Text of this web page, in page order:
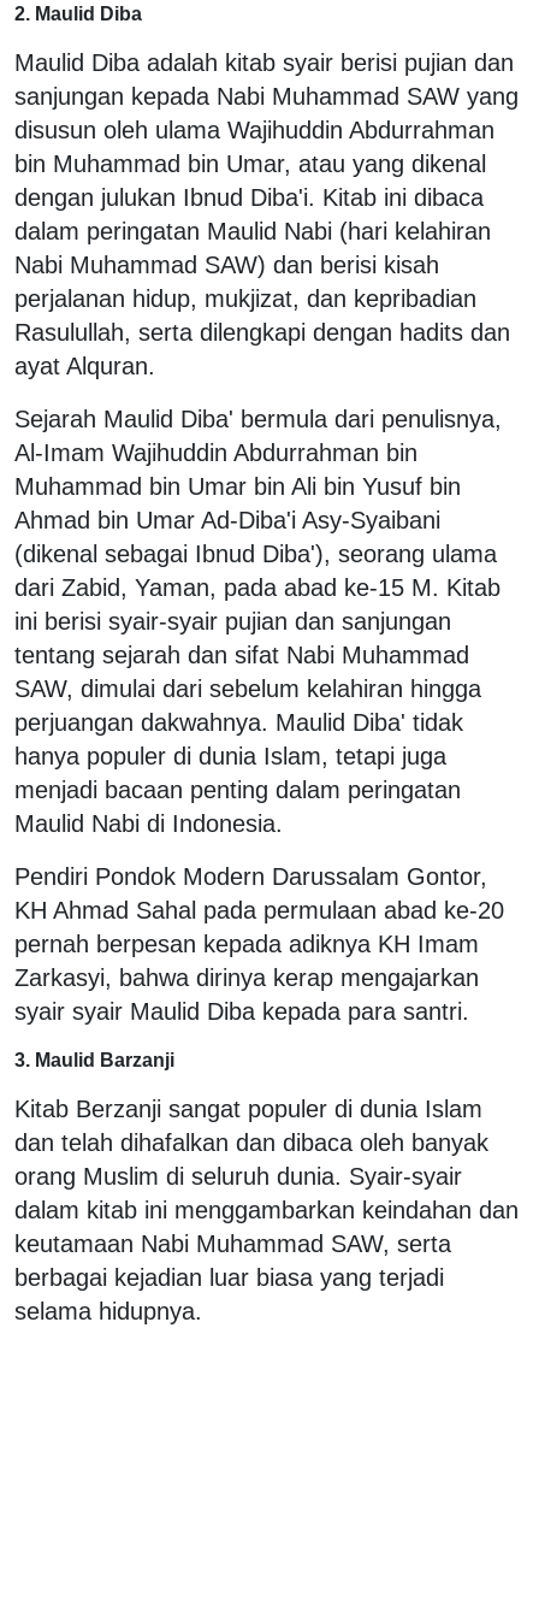
2. Maulid Diba
Maulid Diba adalah kitab syair berisi pujian dan
sanjungan kepada Nabi Muhammad SAW yang
disusun oleh ulama Wajihuddin Abdurrahman
bin Muhammad bin Umar, atau yang dikenal
dengan julukan Ibnud Diba'i. Kitab ini dibaca
dalam peringatan Maulid Nabi (hari kelahiran
Nabi Muhammad SAW) dan berisi kisah
perjalanan hidup, mukjizat, dan kepribadian
Rasulullah, serta dilengkapi dengan hadits dan
ayat Alquran.
Sejarah Maulid Diba' bermula dari penulisnya,
Al-Imam Wajihuddin Abdurrahman bin
Muhammad bin Umar bin Ali bin Yusuf bin
Ahmad bin Umar Ad-Diba'i Asy-Syaibani
(dikenal sebagai Ibnud Diba'), seorang ulama
dari Zabid, Yaman, pada abad ke-15 M. Kitab
ini berisi syair-syair pujian dan sanjungan
tentang sejarah dan sifat Nabi Muhammad
SAW, dimulai dari sebelum kelahiran hingga
perjuangan dakwahnya. Maulid Diba' tidak
hanya populer di dunia Islam, tetapi juga
menjadi bacaan penting dalam peringatan
Maulid Nabi di Indonesia.
Pendiri Pondok Modern Darussalam Gontor,
KH Ahmad Sahal pada permulaan abad ke-20
pernah berpesan kepada adiknya KH Imam
Zarkasyi, bahwa dirinya kerap mengajarkan
syair syair Maulid Diba kepada para santri.
3. Maulid Barzanji
Kitab Berzanji sangat populer di dunia Islam
dan telah dihafalkan dan dibaca oleh banyak
orang Muslim di seluruh dunia. Syair-syair
dalam kitab ini menggambarkan keindahan dan
keutamaan Nabi Muhammad SAW, serta
berbagai kejadian luar biasa yang terjadi
selama hidupnya.